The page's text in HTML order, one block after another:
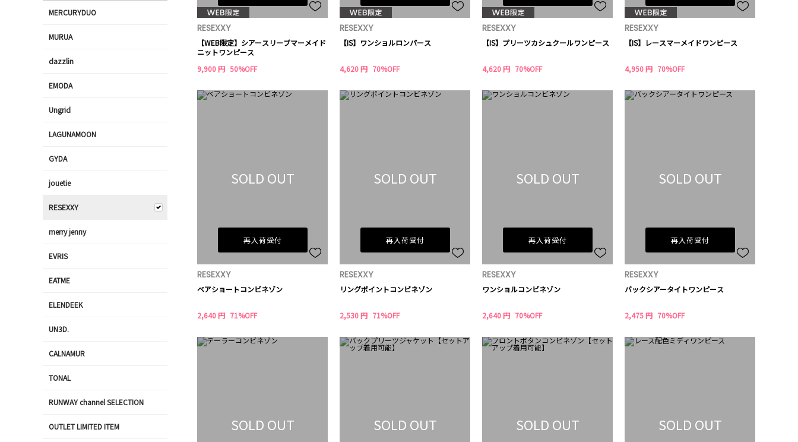
RESEXXY
【WEB限定】シアースリーブマーメイド
ニットワンピース
9,900 円 50%OFF
RESEXXY
【IS】ワンショルロンパース
4,620 円 70%OFF
RESEXXY
【IS】プリーツカシュクールワンピース
4,620 円 70%OFF
RESEXXY
【IS】レースマーメイドワンピース
4,950 円 70%OFF
SOLD OUT
再入荷受付
RESEXXY
ベアショートコンビネゾン
2,640 円 71%OFF
SOLD OUT
再入荷受付
RESEXXY
リングポイントコンビネゾン
2,530 円 71%OFF
SOLD OUT
再入荷受付
RESEXXY
ワンショルコンビネゾン
2,640 円 70%OFF
SOLD OUT
再入荷受付
RESEXXY
バックシアータイトワンピース
2,475 円 70%OFF
SOLD OUT SOLD OUT SOLD OUT SOLD OUT
MERCURYDUO
MURUA
dazzlin
EMODA
Ungrid
LAGUNAMOON
GYDA
jouetie
RESEXXY
merry jenny
EVRIS
EATME
ELENDEEK
UN3D.
CALNAMUR
TONAL
RUNWAY channel SELECTION
OUTLET LIMITED ITEM